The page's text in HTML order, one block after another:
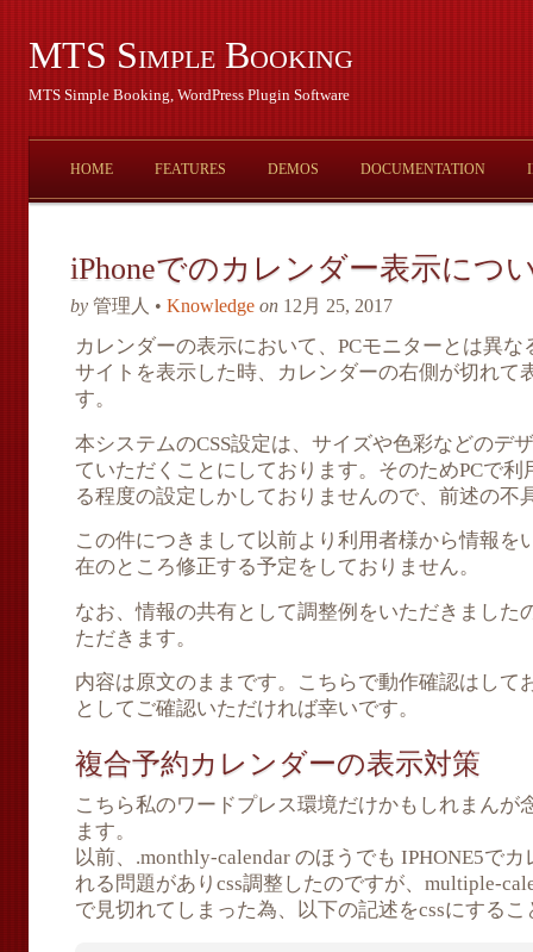
MTS Simple Booking
MTS Simple Booking, WordPress Plugin Software
HOME FEATURES DEMOS DOCUMENTATION
iPhoneでのカレンダー表示につ
by 管理人 • Knowledge on 12月 25, 2017
カレンダーの表示において、PCモニターとは異な
サイトを表示した時、カレンダーの右側が切れて
す。
本システムのCSS設定は、サイズや色彩などのデ
ていただくことにしております。そのためPCで
る程度の設定しかしておりませんので、前述の不
この件につきまして以前より利用者様から情報を
在のところ修正する予定をしておりません。
なお、情報の共有として調整例をいただきました
ただきます。
内容は原文のままです。こちらで動作確認はして
としてご確認いただければ幸いです。
複合予約カレンダーの表示対策
こちら私のワードプレス環境だけかもしれまんが
ます。
以前、.monthly-calendar のほうでも IPHONE5で
れる問題がありcss調整したのですが、multiple-
で見切れてしまった為、以下の記述をcssにする